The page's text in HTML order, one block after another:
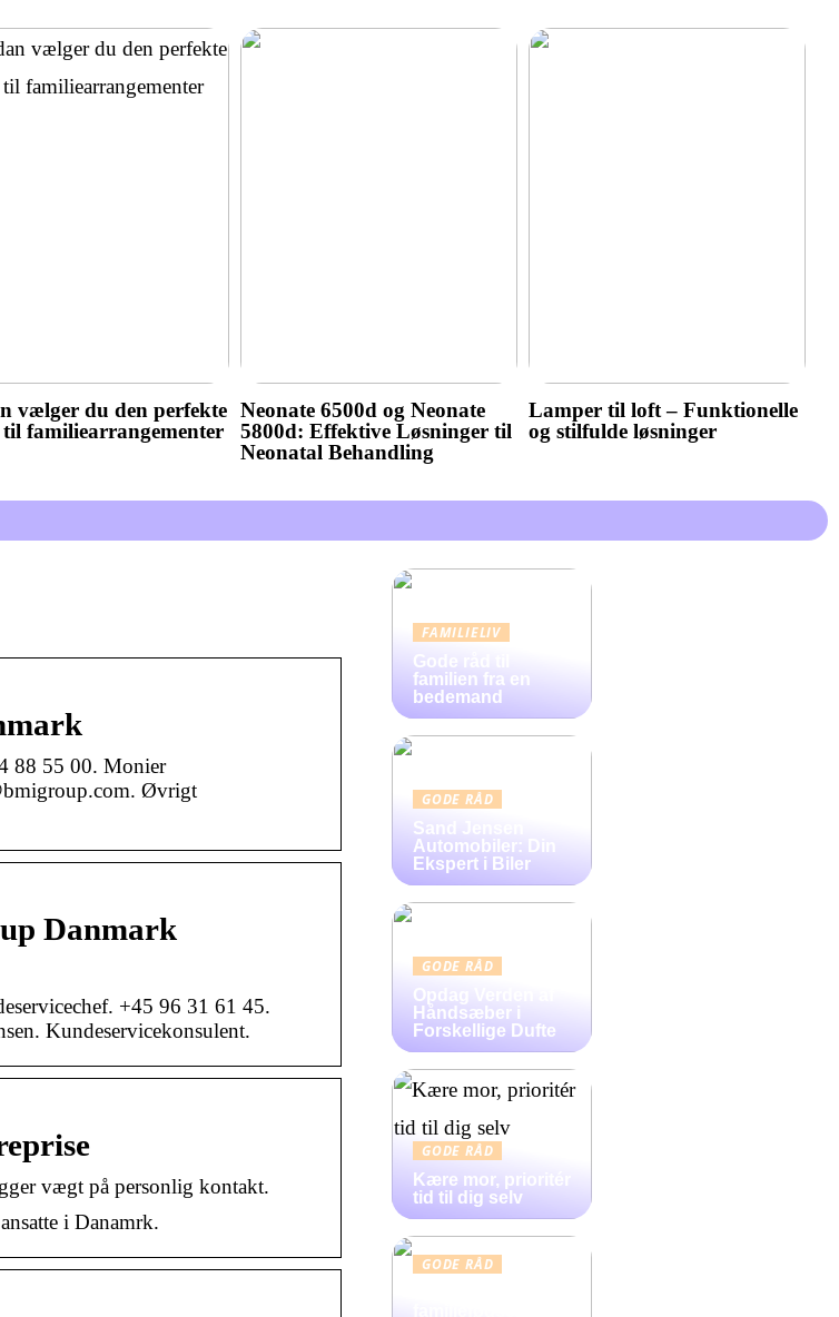
vælger du den perfekte
familiearrangementer
Neonate 6500d og Neonate
5800d: Effektive Løsninger til
Neonatal Behandling
Lamper til loft – Funktionelle
og stilfulde løsninger
88 55 00. Monier
Øvrigt
Danmark
+45 96 31 61 45.
Kundeservicekonsulent.
vægt på personlig kontakt.
i Danamrk.
FAMILIELIV
Gode råd til
familien fra en
bedemand
GODE RÅD
Sand Jensen
Automobiler: Din
Ekspert i Biler
GODE RÅD
Opdag Verden af
Håndsæber i
Forskellige Dufte
GODE RÅD
Kære mor, prioritér
tid til dig selv
GODE RÅD